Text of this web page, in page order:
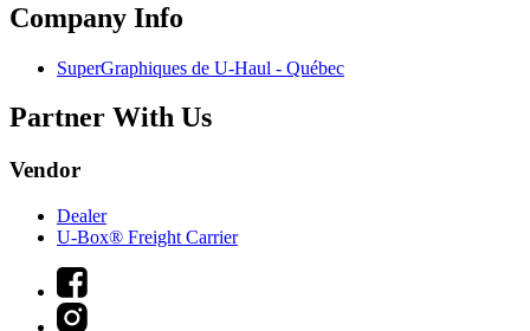
Company Info
SuperGraphiques de U-Haul - Québec
Partner With Us
Vendor
Dealer
U-Box® Freight Carrier